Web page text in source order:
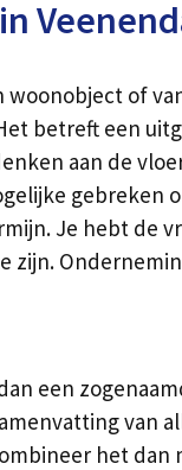
of
betreft een
aan de
gebreken
Je hebt de
een
van
het